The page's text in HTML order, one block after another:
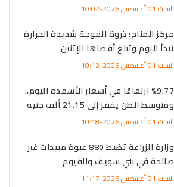
السبت 01 أغسطس 2026-10:02
مركز المناخ: ذروة الموجة شديدة الحرارة
تبدأ اليوم وتبلغ أقصاها الإثنين
السبت 01 أغسطس 2026-10:12
%9.77 ارتفاعًا في أسعار الأسمدة اليوم..
ومتوسط الطن يقفز إلى 21.15 ألف جنيه
السبت 01 أغسطس 2026-10:18
وزارة الزراعة تضبط 880 عبوة مبيدات غير
صالحة في بني سويف والفيوم
السبت 01 أغسطس 2026-11:17